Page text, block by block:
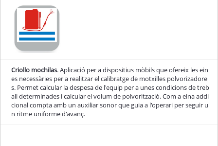
Criollo mochilas. Aplicació per a dispositius mòbils que ofereix les ein
es necessàries per a realitzar el calibratge de motxilles polvorizadore
s. Permet calcular la despesa de l'equip per a unes condicions de treb
all determinades i calcular el volum de polvorització. Com a eina addi
cional compta amb un auxiliar sonor que guia a l'operari per seguir u
n ritme uniforme d'avanç.